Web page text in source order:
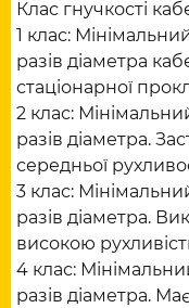
Клас гнучкості
1 клас:
разів діаметра
стаціонарної
2 клас:
разів діаметра.
середньої
3 клас:
разів діаметра.
високою
4 клас:
разів діаметра.